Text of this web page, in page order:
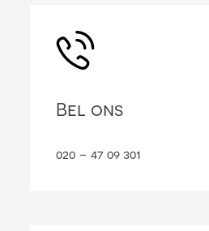
Bel ons
020 – 47 09 301